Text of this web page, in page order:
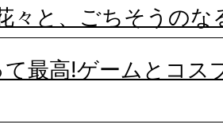
々と、ごちそうのな
最高!ゲームとコス